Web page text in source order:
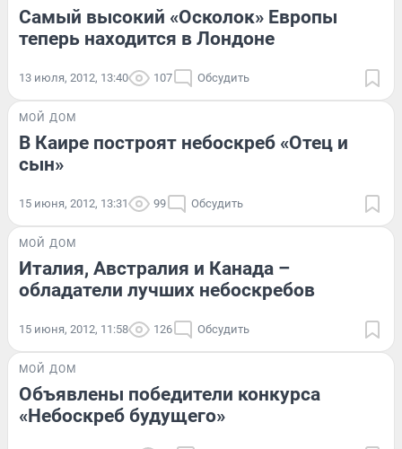
Самый высокий «Осколок» Европы
теперь находится в Лондоне
13 июля, 2012, 13:40 107 Обсудить
МОЙ ДОМ
В Каире построят небоскреб «Отец и
сын»
15 июня, 2012, 13:31 99 Обсудить
МОЙ ДОМ
Италия, Австралия и Канада –
обладатели лучших небоскребов
15 июня, 2012, 11:58 126 Обсудить
МОЙ ДОМ
Объявлены победители конкурса
«Небоскреб будущего»